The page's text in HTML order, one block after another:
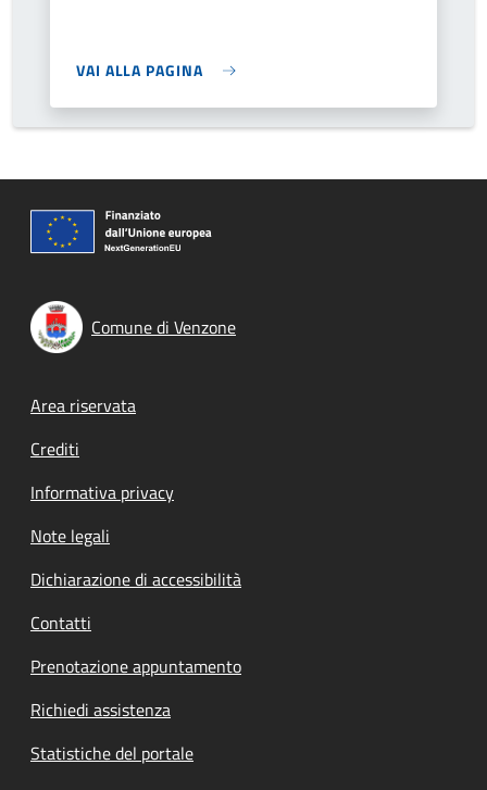
VAI ALLA PAGINA
Comune di Venzone
Footer menu
Area riservata
Crediti
Informativa privacy
Note legali
Dichiarazione di accessibilità
Contatti
Prenotazione appuntamento
Richiedi assistenza
Statistiche del portale